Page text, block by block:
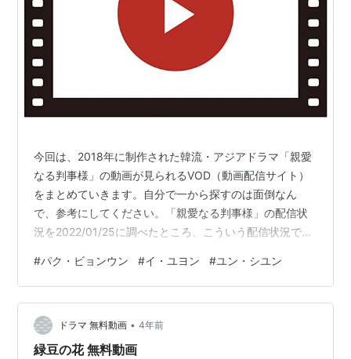
今回は、2018年に制作された韓流・アジアドラマ「親愛
なる判事様」の動画が見られるVOD（動画配信サイト）
をまとめていきます。自分で一から探すのは面倒なん
で、参考にしてください。「親愛なる判事様」の配信状
況を2022/01/25に調べたところ、こういう配信状況でし
以上31日間見放題 Amazonプライムビデオ5万以上30日
間dTVディーティービー12万以上31日間なしAbemaプレ
ミアム1.5万以上2週間※この中で「親愛なる判事様」を見
るなら、私は「U-NEXT」が良いと思います。 動画配信
サービスを使っても、無料トライアル中に見て解約す…
#パク・ビョンウン #イ・ユヨン #ユン・シユン
ドラマ 無料動画 • 4年前
緑豆の花 無料動画